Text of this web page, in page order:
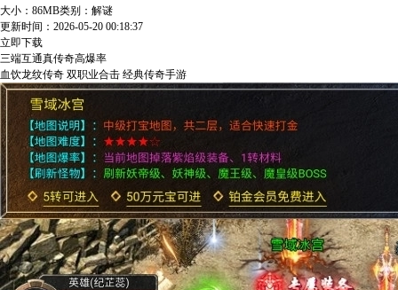
大小：86MB类别：解谜
更新时间：2026-05-20 00:18:37
立即下载
三端互通真传奇高爆率
血饮龙纹传奇 双职业合击 经典传奇手游